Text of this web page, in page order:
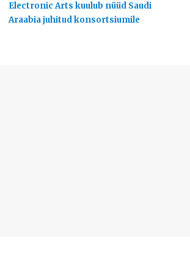
Electronic Arts kuulub nüüd Saudi
Araabia juhitud konsortsiumile